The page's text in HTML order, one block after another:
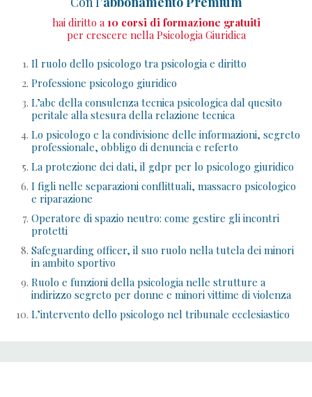
hai diritto a10 corsi di formazione gratuiti
per crescere nella Psicologia Giuridica
Il ruolo dello psicologo tra psicologia e diritto
Professione psicologo giuridico
L’abc della consulenza tecnica psicologica dal quesito
peritale alla stesura della relazione tecnica
Lo psicologo e la condivisione delle informazioni, segreto
professionale, obbligo di denuncia e referto
La protezione dei dati, il gdpr per lo psicologo giuridico
I figli nelle separazioni conflittuali, massacro psicologico
e riparazione
Operatore di spazio neutro: come gestire gli incontri
protetti
Safeguarding officer, il suo ruolo nella tutela dei minori
in ambito sportivo
Ruolo e funzioni della psicologia nelle strutture a
indirizzo segreto per donne e minori vittime di violenza
L’intervento dello psicologo nel tribunale ecclesiastico